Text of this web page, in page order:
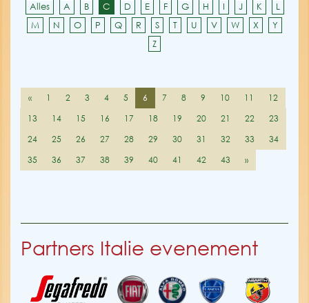
Alles A B C D E F G H I J K
L
M
N O P Q R S T U V W X
Y
Z
« 1 2 3 4 5 6 7 8 9 10 11
12
13
14 15 16 17 18 19 20 21 22
23
24
25 26 27 28 29 30 31 32 33
34
35
36 37 38 39 40 41 42 43 »
Partners Italie evenement